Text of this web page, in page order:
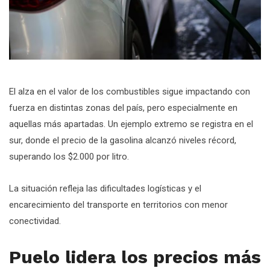
El alza en el valor de los combustibles sigue impactando con
fuerza en distintas zonas del país, pero especialmente en
aquellas más apartadas. Un ejemplo extremo se registra en el
sur, donde el precio de la gasolina alcanzó niveles récord,
superando los $2.000 por litro.
La situación refleja las dificultades logísticas y el
encarecimiento del transporte en territorios con menor
conectividad.
Puelo lidera los precios más